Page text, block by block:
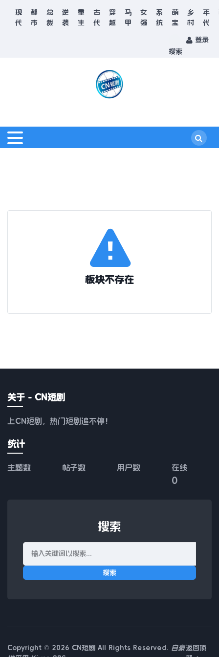
现
代
都
市
总
裁
逆
袭
重
生
古
代
穿
越
马
甲
女
强
系
统
萌
宝
乡
村
年
代
搜索
登录
板块不存在
关于 - CN短剧
上CN短剧，热门短剧追不停！
统计
主题数 帖子数 用户数 在线
0
搜索
搜索
Copyright © 2026 CN短剧 All Rights Reserved. 自豪返回顶